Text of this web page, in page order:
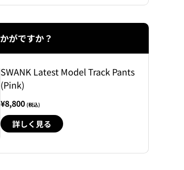
がですか？
SWANK Latest Model Track Pants
(Pink)
¥8,800 (税込)
詳しく見る